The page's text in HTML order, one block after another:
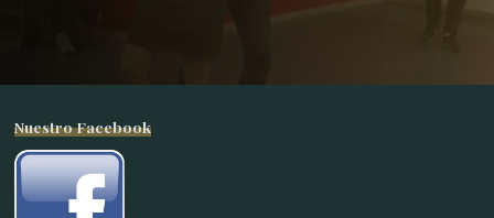
Nuestro Facebook